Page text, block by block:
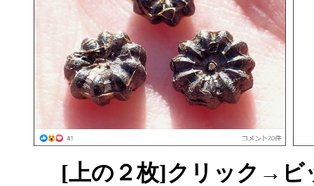
[上の２枚]クリック→ビ